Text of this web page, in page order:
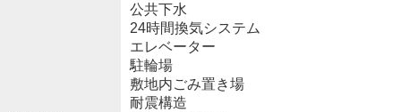
公共下水
24時間換気システム
エレベーター
駐輪場
敷地内ごみ置き場
耐震構造